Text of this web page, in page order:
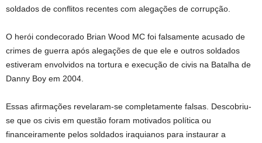
soldados de conflitos recentes com alegações de corrupção.
O herói condecorado Brian Wood MC foi falsamente acusado de
crimes de guerra após alegações de que ele e outros soldados
estiveram envolvidos na tortura e execução de civis na Batalha de
Danny Boy em 2004.
Essas afirmações revelaram-se completamente falsas. Descobriu-
se que os civis em questão foram motivados política ou
financeiramente pelos soldados iraquianos para instaurar a